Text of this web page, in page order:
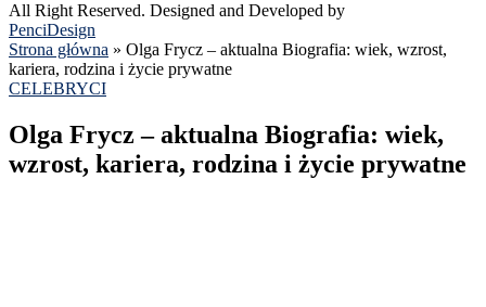
All Right Reserved. Designed and Developed by
PenciDesign
Strona główna » Olga Frycz – aktualna Biografia: wiek, wzrost,
kariera, rodzina i życie prywatne
CELEBRYCI
Olga Frycz – aktualna Biografia: wiek,
wzrost, kariera, rodzina i życie prywatne